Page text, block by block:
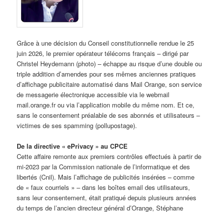
Grâce à une décision du Conseil constitutionnelle rendue le 25
juin 2026, le premier opérateur télécoms français – dirigé par
Christel Heydemann (photo) – échappe au risque d’une double ou
triple addition d’amendes pour ses mêmes anciennes pratiques
d’affichage publicitaire automatisé dans Mail Orange, son service
de messagerie électronique accessible via le webmail
mail.orange.fr ou via l’application mobile du même nom. Et ce,
sans le consentement préalable de ses abonnés et utilisateurs –
victimes de ses spamming (pollupostage).
De la directive « ePrivacy » au CPCE
Cette affaire remonte aux premiers contrôles effectués à partir de
mi-2023 par la Commission nationale de l’informatique et des
libertés (Cnil). Mais l’affichage de publicités insérées – comme
de « faux courriels » – dans les boîtes email des utilisateurs,
sans leur consentement, était pratiqué depuis plusieurs années
du temps de l’ancien directeur général d’Orange, Stéphane